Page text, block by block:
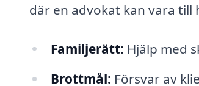
där en advokat kan vara till
Familjerätt: Hjälp med
Brottmål: Försvar av